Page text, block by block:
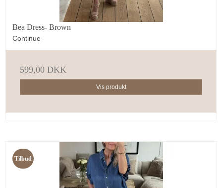
Bea Dress- Brown
Continue
599,00 DKK
Vis produkt
Tilbud